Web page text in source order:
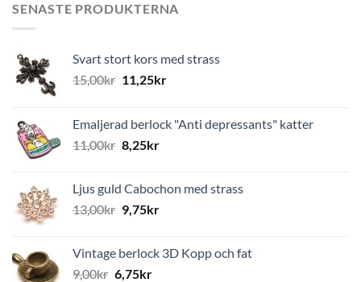
SENASTE PRODUKTERNA
Svart stort kors med strass
15,00kr 11,25kr
Emaljerad berlock "Anti depressants" katter
11,00kr 8,25kr
Ljus guld Cabochon med strass
13,00kr 9,75kr
Vintage berlock 3D Kopp och fat
9,00kr 6,75kr